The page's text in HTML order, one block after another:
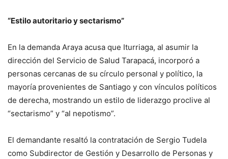
“Estilo autoritario y sectarismo”
En la demanda Araya acusa que Iturriaga, al asumir la
dirección del Servicio de Salud Tarapacá, incorporó a
personas cercanas de su círculo personal y político, la
mayoría provenientes de Santiago y con vínculos políticos
de derecha, mostrando un estilo de liderazgo proclive al
“sectarismo” y “al nepotismo”.
El demandante resaltó la contratación de Sergio Tudela
como Subdirector de Gestión y Desarrollo de Personas y